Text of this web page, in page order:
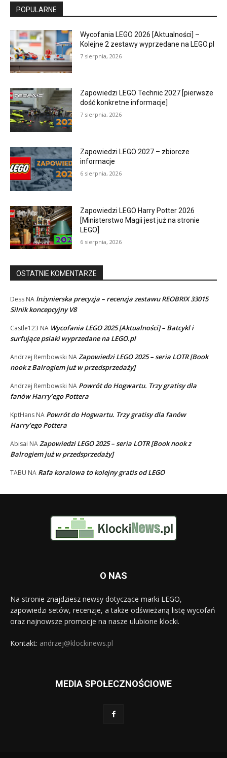
POPULARNE
Wycofania LEGO 2026 [Aktualności] –
Kolejne 2 zestawy wyprzedane na LEGO.pl
7 sierpnia, 2026
Zapowiedzi LEGO Technic 2027 [pierwsze
dość konkretne informacje]
7 sierpnia, 2026
Zapowiedzi LEGO 2027 – zbiorcze
informacje
6 sierpnia, 2026
Zapowiedzi LEGO Harry Potter 2026
[Ministerstwo Magii jest już na stronie
LEGO]
6 sierpnia, 2026
OSTATNIE KOMENTARZE
Dess NA Inżynierska precyzja – recenzja zestawu REOBRIX 33015
Silnik koncepcyjny V8
Castle123 NA Wycofania LEGO 2025 [Aktualności] – Batcykl i
surfujące psiaki wyprzedane na LEGO.pl
Andrzej Rembowski NAZapowiedzi LEGO 2025 – seria LOTR [Book
nook z Balrogiem już w przedsprzedaży]
Andrzej Rembowski NA Powrót do Hogwartu. Trzy gratisy dla
fanów Harry’ego Pottera
KptHans NA Powrót do Hogwartu. Trzy gratisy dla fanów
Harry’ego Pottera
Abisai NAZapowiedzi LEGO 2025 – seria LOTR [Book nook z
Balrogiem już w przedsprzedaży]
TABU NA Rafa koralowa to kolejny gratis od LEGO
O NAS
Na stronie znajdziesz newsy dotyczące marki LEGO,
zapowiedzi setów, recenzje, a także odświeżaną listę wycofań
oraz najnowsze promocje na nasze ulubione klocki.
Kontakt: andrzej@klockinews.pl
MEDIA SPOŁECZNOŚCIOWE